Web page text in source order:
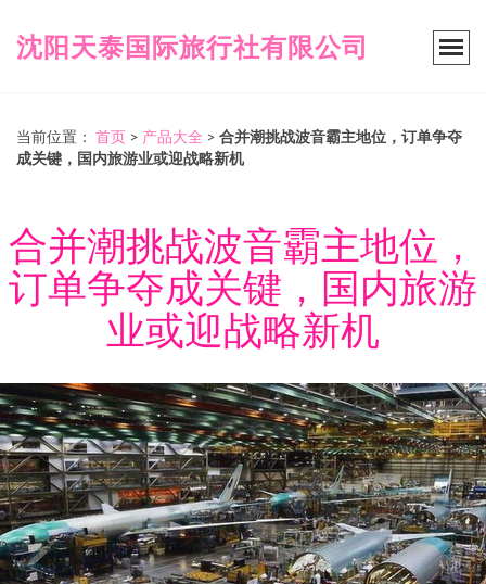
沈阳天泰国际旅行社有限公司
当前位置： 首页 > 产品大全 > 合并潮挑战波音霸主地位，订单争夺
成关键，国内旅游业或迎战略新机
合并潮挑战波音霸主地位，
订单争夺成关键，国内旅游
业或迎战略新机